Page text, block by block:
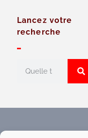
Lancez votre
recherche